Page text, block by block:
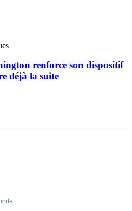
renforce son dispositif
déjà la suite